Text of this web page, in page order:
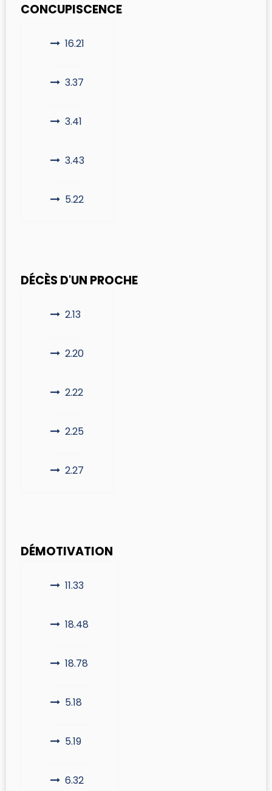
CONCUPISCENCE
16.21
3.37
3.41
3.43
5.22
DÉCÈS D'UN PROCHE
2.13
2.20
2.22
2.25
2.27
DÉMOTIVATION
11.33
18.48
18.78
5.18
5.19
6.32